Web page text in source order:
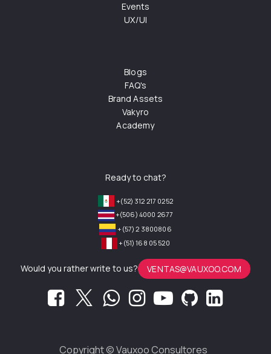
Events
UX/UI
Blogs
FAQ's
Brand Assets
Vakyro
Academy
Ready to chat?
+(52) 312 217 0252
+(506) 4000 2677
+(57) 2 3800806
+(51) 168 05 520
Would you rather write to us? VENTAS@VAUXOO.COM
Copyright ©Vauxoo Consultores